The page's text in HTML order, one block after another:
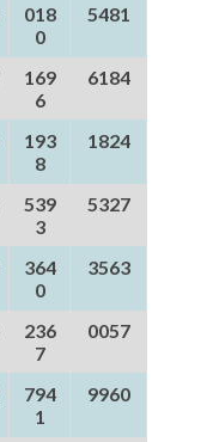
018
0
5481
169
6
6184
193
8
1824
539
3
5327
364
0
3563
236
7
0057
794
1
9960